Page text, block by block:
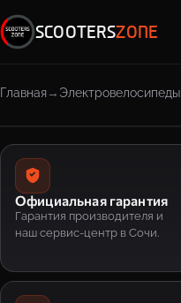
SCOOTERSZONE
Главная Электровелосипеды
Официальная гарантия
Гарантия производителя и
наш сервис-центр в Сочи.